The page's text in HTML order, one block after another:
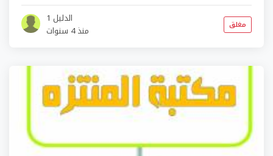
الدليل 1
منذ 4 سنوات
مغلق